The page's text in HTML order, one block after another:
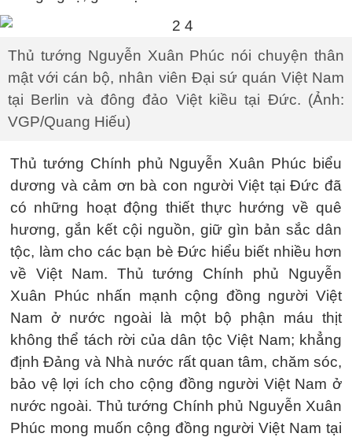
Thủ tướng Nguyễn Xuân Phúc nói chuyện thân
mật với cán bộ, nhân viên Đại sứ quán Việt Nam
tại Berlin và đông đảo Việt kiều tại Đức. (Ảnh:
VGP/Quang Hiếu)
Thủ tướng Chính phủ Nguyễn Xuân Phúc biểu
dương và cảm ơn bà con người Việt tại Đức đã
có những hoạt động thiết thực hướng về quê
hương, gắn kết cội nguồn, giữ gìn bản sắc dân
tộc, làm cho các bạn bè Đức hiểu biết nhiều hơn
về Việt Nam. Thủ tướng Chính phủ Nguyễn
Xuân Phúc nhấn mạnh cộng đồng người Việt
Nam ở nước ngoài là một bộ phận máu thịt
không thể tách rời của dân tộc Việt Nam; khẳng
định Đảng và Nhà nước rất quan tâm, chăm sóc,
bảo vệ lợi ích cho cộng đồng người Việt Nam ở
nước ngoài. Thủ tướng Chính phủ Nguyễn Xuân
Phúc mong muốn cộng đồng người Việt Nam tại